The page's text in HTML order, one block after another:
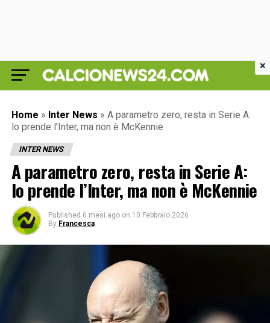
Home » Inter News » A parametro zero, resta in Serie A:
lo prende l’Inter, ma non è McKennie
INTER NEWS
A parametro zero, resta in Serie A:
lo prende l’Inter, ma non è McKennie
Published 6 mesi ago on 10 Febbraio 2026
By Francesca
×